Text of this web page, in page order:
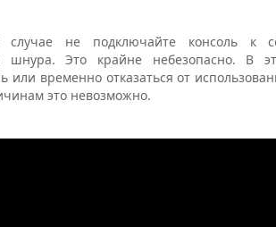
не подключайте консоль к
шнура. Это крайне небезопасно. В
или временно отказаться от
это невозможно.